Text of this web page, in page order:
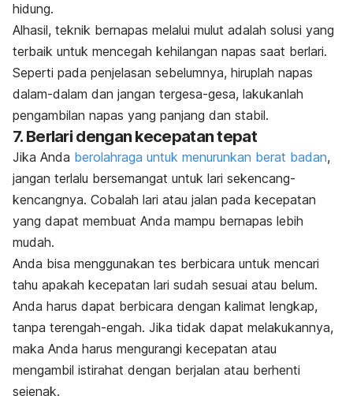
hidung.
Alhasil, teknik bernapas melalui mulut adalah solusi yang
terbaik untuk mencegah kehilangan napas saat berlari.
Seperti pada penjelasan sebelumnya, hiruplah napas
dalam-dalam dan jangan tergesa-gesa, lakukanlah
pengambilan napas yang panjang dan stabil.
7. Berlari dengan kecepatan tepat
Jika Anda berolahraga untuk menurunkan berat badan,
jangan terlalu bersemangat untuk lari sekencang-
kencangnya. Cobalah lari atau jalan pada kecepatan
yang dapat membuat Anda mampu bernapas lebih
mudah.
Anda bisa menggunakan tes berbicara untuk mencari
tahu apakah kecepatan lari sudah sesuai atau belum.
Anda harus dapat berbicara dengan kalimat lengkap,
tanpa terengah-engah. Jika tidak dapat melakukannya,
maka Anda harus mengurangi kecepatan atau
mengambil istirahat dengan berjalan atau berhenti
sejenak.